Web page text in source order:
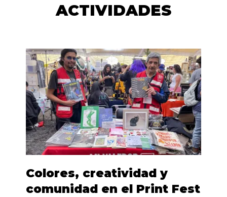
ACTIVIDADES
Colores, creatividad y
comunidad en el Print Fest